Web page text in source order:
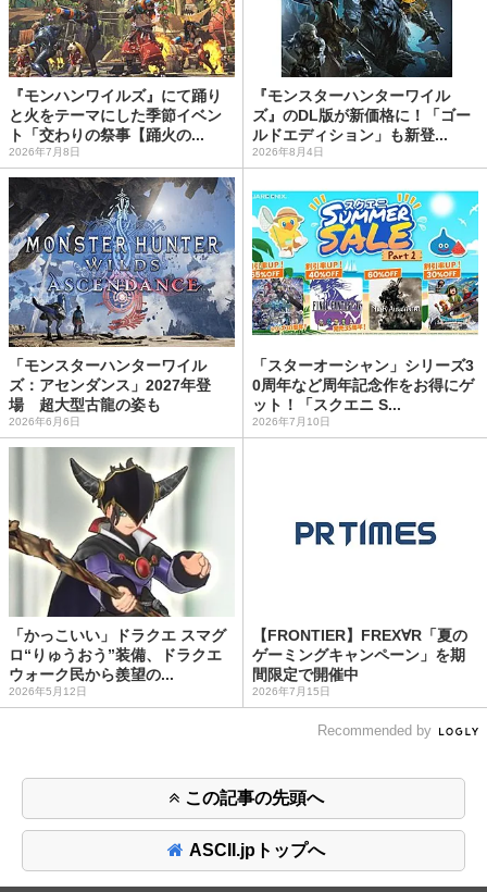
『モンハンワイルズ』にて踊り
と火をテーマにした季節イベン
ト「交わりの祭事【踊火の...
2026年7月8日
『モンスターハンターワイル
ズ』のDL版が新価格に！「ゴー
ルドエディション」も新登...
2026年8月4日
「モンスターハンターワイル
ズ：アセンダンス」2027年登
場 超大型古龍の姿も
2026年6月6日
「スターオーシャン」シリーズ3
0周年など周年記念作をお得にゲ
ット！「スクエニ S...
2026年7月10日
「かっこいい」ドラクエ スマグ
ロ“りゅうおう”装備、ドラクエ
ウォーク民から羨望の...
2026年5月12日
【FRONTIER】FREX∀R「夏の
ゲーミングキャンペーン」を期
間限定で開催中
2026年7月15日
Recommended by
この記事の先頭へ
ASCII.jpトップへ